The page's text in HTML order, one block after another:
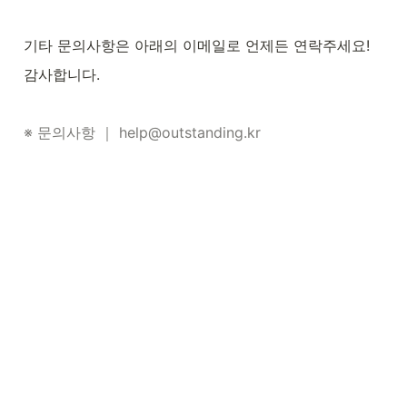
기타 문의사항은 아래의 이메일로 언제든 연락주세요!
감사합니다.
※ 문의사항 ｜ help@outstanding.kr